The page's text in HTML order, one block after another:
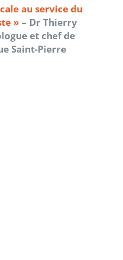
au service du
» – Dr Thierry
et chef de
Saint-Pierre